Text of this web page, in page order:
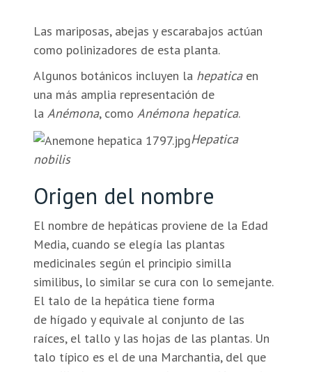
Las mariposas, abejas y escarabajos actúan
como polinizadores de esta planta.
Algunos botánicos incluyen la hepaticaen
una más amplia representación de
laAnémona, comoAnémona hepatica.
Hepatica
nobilis
Origen del nombre
El nombre de hepáticas proviene de la Edad
Media, cuando se elegía las plantas
medicinales según el principio similla
similibus, lo similar se cura con lo semejante.
El talo de la hepática tiene forma
de hígado y equivale al conjunto de las
raíces, el tallo y las hojas de las plantas. Un
talo típico es el de una Marchantia, del que